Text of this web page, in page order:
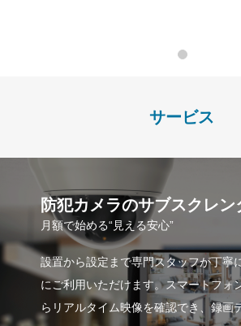
サービス
防犯カメラのサブスクレン
月額で始める“見える安心”
設置から設定まで専門スタッフが丁寧
にご利用いただけます。スマートフォ
らリアルタイム映像を確認でき、録画